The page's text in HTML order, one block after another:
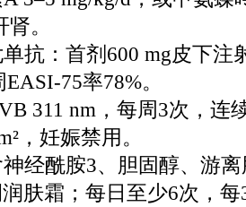
。
抗：首剂600 mg皮下注
75率78%。
311 nm，每周3次，连
，妊娠禁用。
经酰胺3、胆固醇、游
润肤霜；每日至少6次，